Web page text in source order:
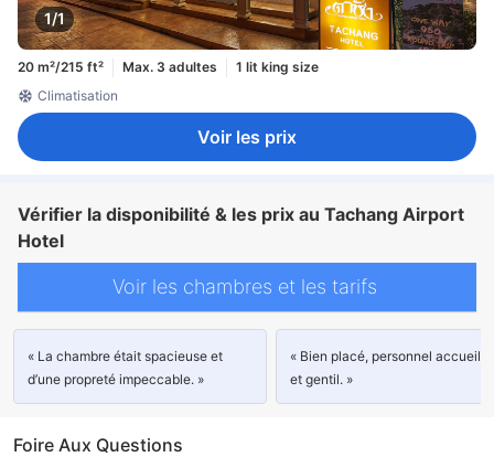
1/1
20 m²/215 ft² Max. 3 adultes
1 lit king size
Climatisation
Voir les prix
Vérifier la disponibilité & les prix au Tachang Airport
Hotel
Voir les chambres et les tarifs
« La chambre était spacieuse et
d’une propreté impeccable. »
« Bien placé, personnel
et gentil. »
Foire Aux Questions